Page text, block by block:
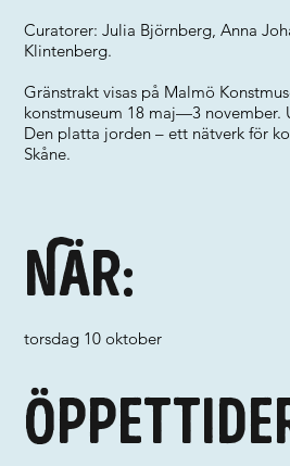
Curatorer: Julia Björnberg, Anna
Klintenberg.
Gränstrakt visas på Malmö
konstmuseum 18 maj—3 november.
Den platta jorden – ett nätverk för
Skåne.
När:
torsdag 10 oktober